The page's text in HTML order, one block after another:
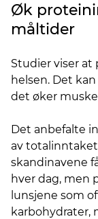
Øk
måltider
Studier viser
helsen. Det
det øker
Det anbefalte
av
skandinavene
hver dag, men
lunsjene som
karbohydrater,